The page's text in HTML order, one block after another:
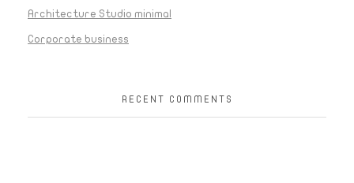
Architecture Studio minimal
Corporate business
RECENT COMMENTS